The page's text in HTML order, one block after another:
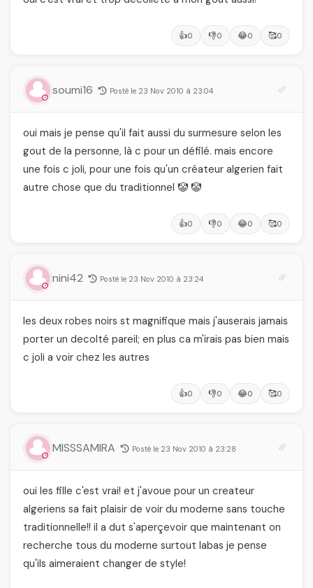
👍0 👎0 😂0 🥰0
soumi16 Posté le 23 Nov 2010 à 23:04
oui mais je pense qu'il fait aussi du surmesure selon les
gout de la personne, là c pour un défilé. mais encore
une fois c joli, pour une fois qu'un créateur algerien fait
autre chose que du traditionnel 🤡 🤡
👍0 👎0 😂0 🥰0
nini42 Posté le 23 Nov 2010 à 23:24
les deux robes noirs st magnifique mais j'auserais jamais
porter un decolté pareil; en plus ca m'irais pas bien mais
c joli a voir chez les autres
👍0 👎0 😂0 🥰0
MISSSAMIRA Posté le 23 Nov 2010 à 23:28
oui les fille c'est vrai! et j'avoue pour un createur
algeriens sa fait plaisir de voir du moderne sans touche
traditionnelle!! il a dut s'aperçevoir que maintenant on
recherche tous du moderne surtout labas je pense
qu'ils aimeraient changer de style!